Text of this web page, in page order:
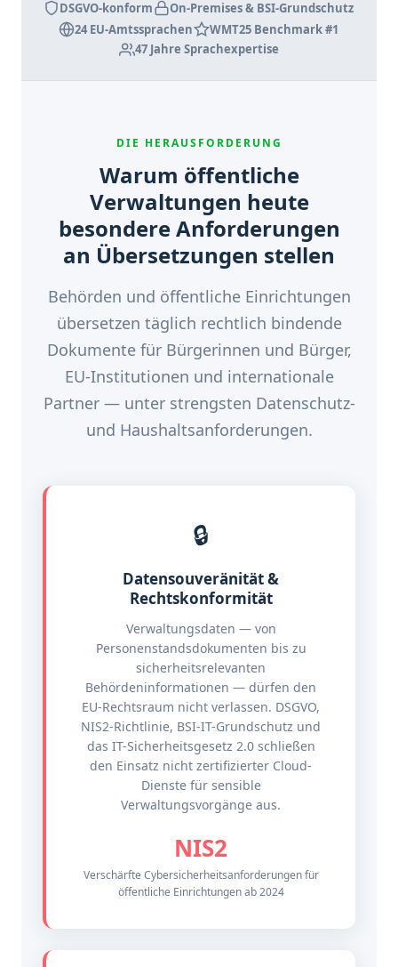
DSGVO-konform
On-Premises & BSI-Grundschutz
24 EU-Amtssprachen
WMT25 Benchmark #1
47 Jahre Sprachexpertise
DIE HERAUSFORDERUNG
Warum öffentliche
Verwaltungen heute
besondere Anforderungen
an Übersetzungen stellen
Behörden und öffentliche Einrichtungen
übersetzen täglich rechtlich bindende
Dokumente für Bürgerinnen und Bürger,
EU-Institutionen und internationale
Partner — unter strengsten Datenschutz-
und Haushaltsanforderungen.
🔒
Datensouveränität &
Rechtskonformität
Verwaltungsdaten — von
Personenstandsdokumenten bis zu
sicherheitsrelevanten
Behördeninformationen — dürfen den
EU-Rechtsraum nicht verlassen. DSGVO,
NIS2-Richtlinie, BSI-IT-Grundschutz und
das IT-Sicherheitsgesetz 2.0 schließen
den Einsatz nicht zertifizierter Cloud-
Dienste für sensible
Verwaltungsvorgänge aus.
NIS2
Verschärfte Cybersicherheitsanforderungen für
öffentliche Einrichtungen ab 2024